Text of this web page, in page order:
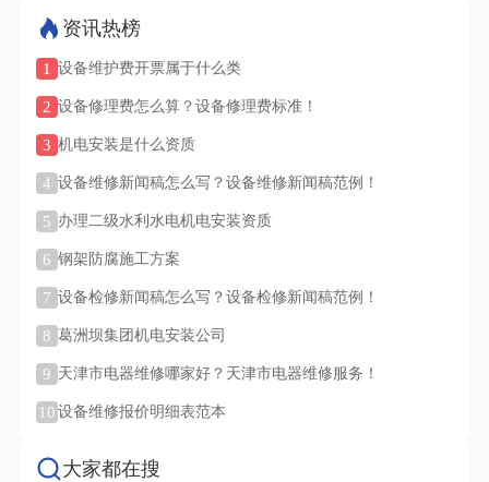
资讯热榜
1 设备维护费开票属于什么类
2 设备修理费怎么算？设备修理费标准！
3 机电安装是什么资质
4 设备维修新闻稿怎么写？设备维修新闻稿范例！
5 办理二级水利水电机电安装资质
6 钢架防腐施工方案
7 设备检修新闻稿怎么写？设备检修新闻稿范例！
8 葛洲坝集团机电安装公司
9 天津市电器维修哪家好？天津市电器维修服务！
10 设备维修报价明细表范本
大家都在搜